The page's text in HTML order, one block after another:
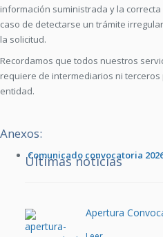
información suministrada y la
caso de detectarse un trámite
la solicitud.
Recordamos que todos nuestros
requiere de intermediarios ni
entidad.
Anexos:
Comunicado convocatoria
Últimas noticias
Apertura